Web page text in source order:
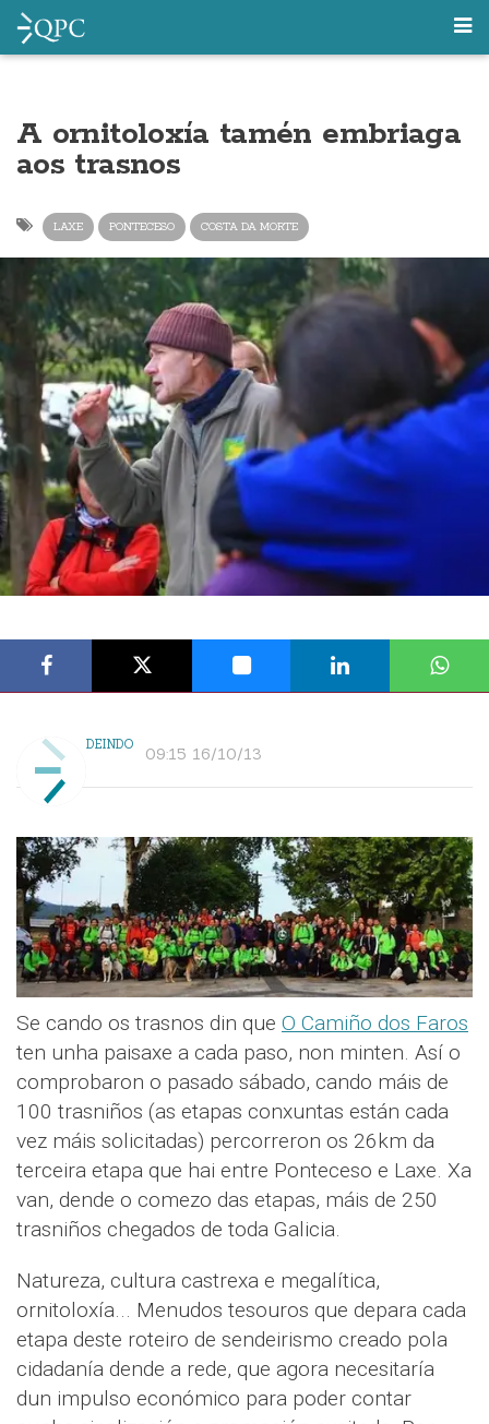
A ornitoloxía tamén embriaga
aos trasnos
LAXE PONTECESO COSTA DA MORTE
DEINDO 09:15 16/10/13
Se cando os trasnos din que O Camiño dos Faros
ten unha paisaxe a cada paso, non minten. Así o
comprobaron o pasado sábado, cando máis de
100 trasniños (as etapas conxuntas están cada
vez máis solicitadas) percorreron os 26km da
terceira etapa que hai entre Ponteceso e Laxe. Xa
van, dende o comezo das etapas, máis de 250
trasniños chegados de toda Galicia.
Natureza, cultura castrexa e megalítica,
ornitoloxía... Menudos tesouros que depara cada
etapa deste roteiro de sendeirismo creado pola
cidadanía dende a rede, que agora necesitaría
dun impulso económico para poder contar